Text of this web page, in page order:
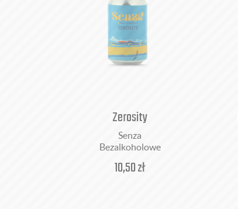
Zerosity
Senza
Bezalkoholowe
10,50zł